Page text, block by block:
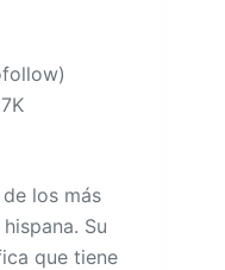
los más
Su
que tiene